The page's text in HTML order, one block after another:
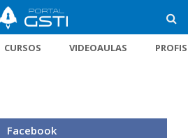
CURSOS VIDEOAULAS
Facebook